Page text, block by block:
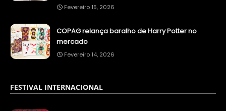
Fevereiro 15, 2026
COPAG relança baralho de Harry Potter no
mercado
Fevereiro 14, 2026
FESTIVAL INTERNACIONAL